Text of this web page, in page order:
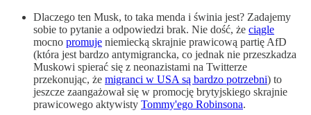
Dlaczego ten Musk, to taka menda i świnia jest? Zadajemy
sobie to pytanie a odpowiedzi brak. Nie dość, że ciągle
mocno promuje niemiecką skrajnie prawicową partię AfD
(która jest bardzo antymigrancka, co jednak nie przeszkadza
Muskowi spierać się z neonazistami na Twitterze
przekonując, że migranci w USA są bardzo potrzebni) to
jeszcze zaangażował się w promocję brytyjskiego skrajnie
prawicowego aktywisty Tommy'ego Robinsona.